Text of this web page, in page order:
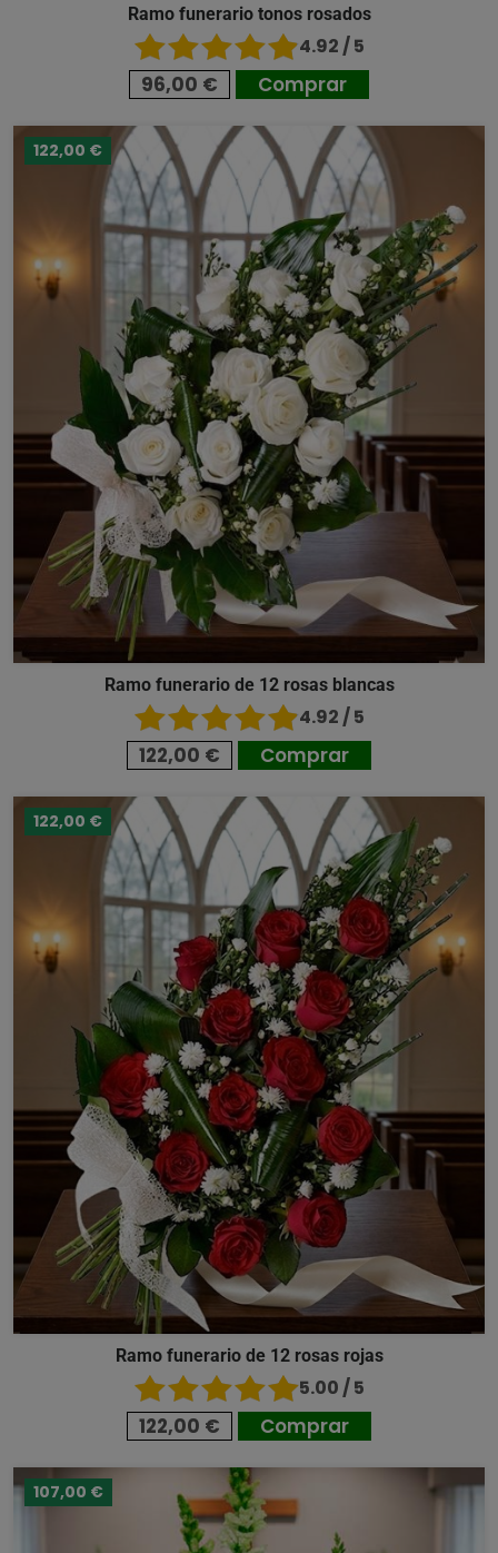
Ramo funerario tonos rosados
4.92 / 5
96,00 € Comprar
122,00 €
Ramo funerario de 12 rosas blancas
4.92 / 5
122,00 € Comprar
122,00 €
Ramo funerario de 12 rosas rojas
5.00 / 5
122,00 € Comprar
107,00 €